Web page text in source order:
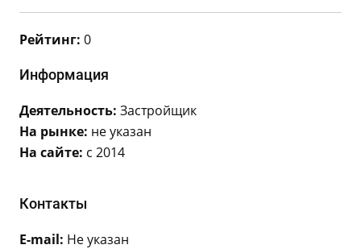
Рейтинг: 0
Информация
Деятельность: Застройщик
На рынке: не указан
На сайте: с 2014
Контакты
E-mail: Не указан